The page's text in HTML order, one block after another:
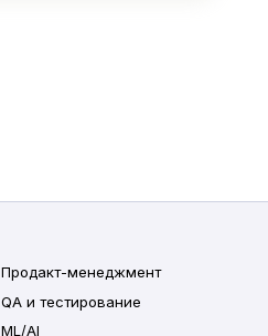
Продакт-менеджмент
QA и тестирование
ML/AI